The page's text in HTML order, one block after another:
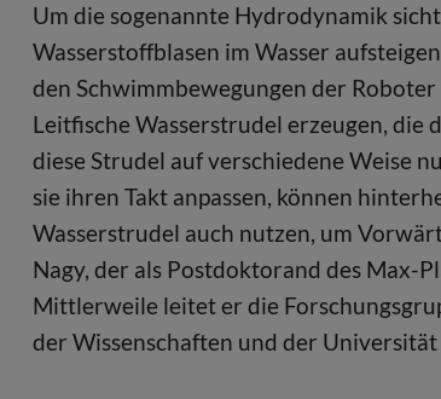
Um die sogenannte Hydrodynamik
Wasserstoffblasen im Wasser
den Schwimmbewegungen der
Leitfische Wasserstrudel erzeugen, die
diese Strudel auf verschiedene Weise
sie ihren Takt anpassen, können
Wasserstrudel auch nutzen, um
Nagy, der als Postdoktorand des Max-
Mittlerweile leitet er die
der Wissenschaften und der